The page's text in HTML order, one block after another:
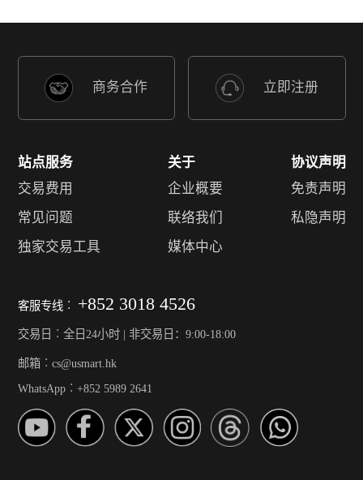
商务合作 立即注册
站点服务
交易费用
常见问题
独家交易工具
关于
企业概要
联络我们
媒体中心
协议声明
免责声明
私隐声明
客服专线︰ +852 3018 4526
交易日︰全日24小时 | 非交易日：9:00-18:00
邮箱︰cs@usmart.hk
WhatsApp︰+852 5989 2641